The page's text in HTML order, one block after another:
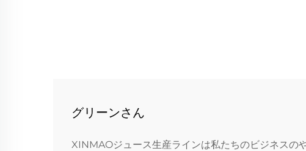
グリーンさん
XINMAOジュース生産ラインは私たちのビジネスの